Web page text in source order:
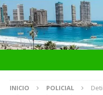
INICIO POLICIAL